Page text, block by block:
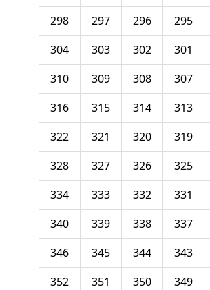
295
296
297
298
301
302
303
304
307
308
309
310
313
314
315
316
319
320
321
322
325
326
327
328
331
332
333
334
337
338
339
340
343
344
345
346
349
350
351
352